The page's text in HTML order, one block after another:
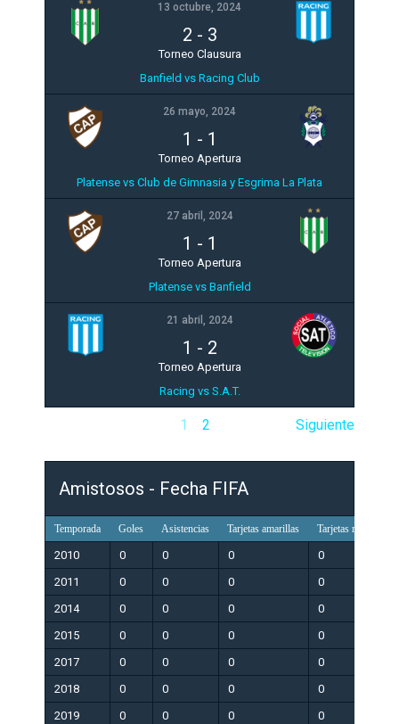
13 octubre, 2024
2 - 3
Torneo Clausura
Banfield vs Racing Club
26 mayo, 2024
1 - 1
Torneo Apertura
Platense vs Club de Gimnasia y Esgrima La Plata
27 abril, 2024
1 - 1
Torneo Apertura
Platense vs Banfield
21 abril, 2024
1 - 2
Torneo Apertura
Racing vs S.A.T.
1 2 Siguiente
Amistosos - Fecha FIFA
Temporada Goles Asistencias Tarjetas amarillas Tarjetas rojas
2010 0 0 0 0
2011
0 0 0 0
2014
0 0 0 0
2015
0 0 0 0
2017
0 0 0 0
2018
0 0 0 0
2019
0 0 0 0